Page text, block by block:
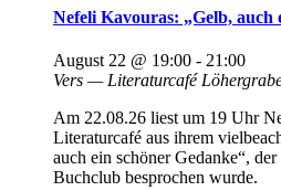
Nefeli Kavouras: „Gelb, auch
August 22 @ 19:00 - 21:00
Vers — Literaturcafé
Am 22.08.26 liest um 19 Uhr
Literaturcafé aus ihrem
auch ein schöner Gedanke“,
Buchclub besprochen wurde.